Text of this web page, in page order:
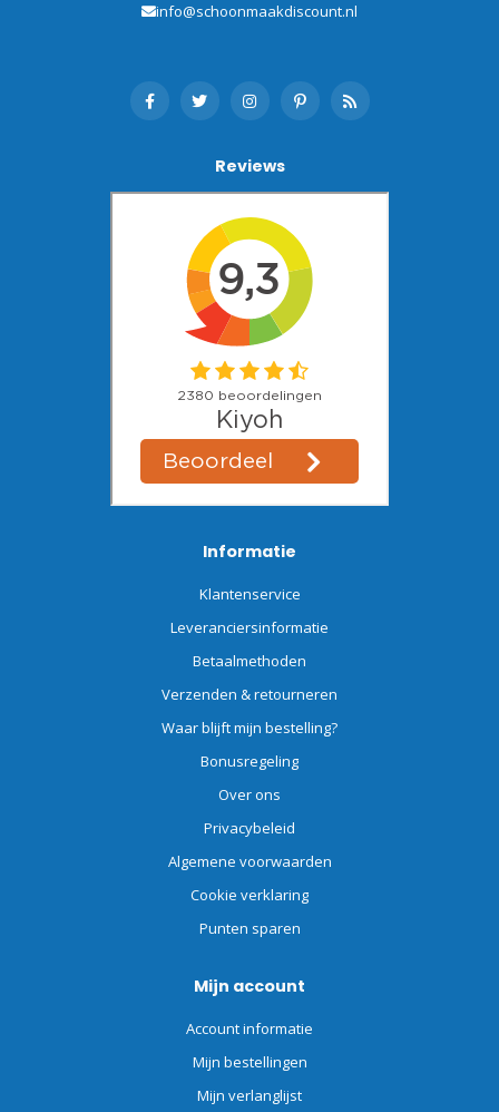
info@schoonmaakdiscount.nl
Reviews
Informatie
Klantenservice
Leveranciersinformatie
Betaalmethoden
Verzenden & retourneren
Waar blijft mijn bestelling?
Bonusregeling
Over ons
Privacybeleid
Algemene voorwaarden
Cookie verklaring
Punten sparen
Mijn account
Account informatie
Mijn bestellingen
Mijn verlanglijst